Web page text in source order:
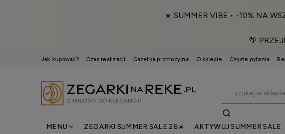
☀️ SUMMER VIBE • -10% NA
🌴
Jak kupować? Czas realizacji Gazetka promocyjna O sklepie Częste pytania
MENU ZEGARKI SUMMER SALE 26☀️ AKTYWUJ SUMMER SALE